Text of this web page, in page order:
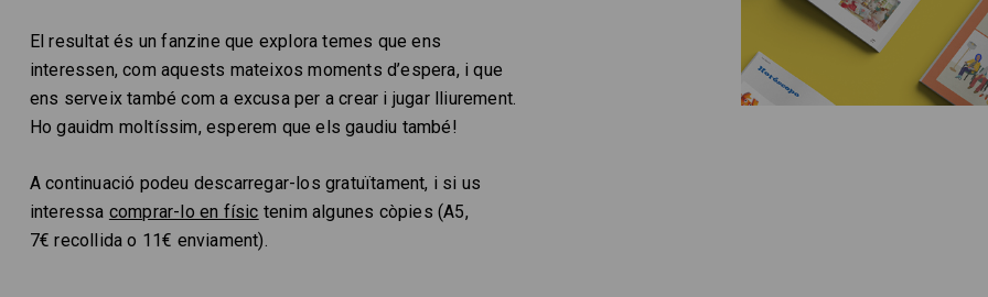
El resultat és un fanzine que explora temes que ens
interessen, com aquests mateixos moments d’espera, i que
ens serveix també com a excusa per a crear i jugar lliurement.
Ho gauidm moltíssim, esperem que els gaudiu també!
A continuació podeu descarregar-los gratuïtament, i si us
interessa comprar-lo en físic tenim algunes còpies (A5,
7€ recollida o 11€ enviament).